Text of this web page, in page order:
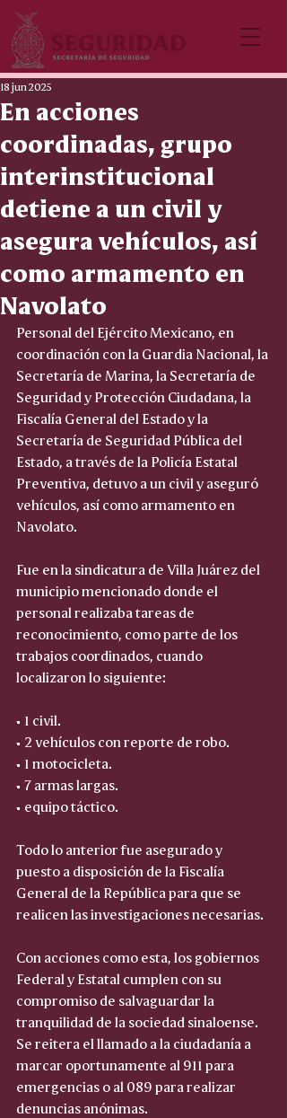
En acciones
coordinadas, grupo
interinstitucional
detiene a un civil y
asegura vehículos, así
como armamento en
Navolato
18 jun 2025
Personal del Ejército Mexicano, en
coordinación con la Guardia Nacional, la
Secretaría de Marina, la Secretaría de
Seguridad y Protección Ciudadana, la
Fiscalía General del Estado y la
Secretaría de Seguridad Pública del
Estado, a través de la Policía Estatal
Preventiva, detuvo a un civil y aseguró
vehículos, así como armamento en
Navolato.
Fue en la sindicatura de Villa Juárez del
municipio mencionado donde el
personal realizaba tareas de
reconocimiento, como parte de los
trabajos coordinados, cuando
localizaron lo siguiente:
• 1 civil.
• 2 vehículos con reporte de robo.
• 1 motocicleta.
• 7 armas largas.
• equipo táctico.
Todo lo anterior fue asegurado y
puesto a disposición de la Fiscalía
General de la República para que se
realicen las investigaciones necesarias.
Con acciones como esta, los gobiernos
Federal y Estatal cumplen con su
compromiso de salvaguardar la
tranquilidad de la sociedad sinaloense.
Se reitera el llamado a la ciudadanía a
marcar oportunamente al 911 para
emergencias o al 089 para realizar
denuncias anónimas.